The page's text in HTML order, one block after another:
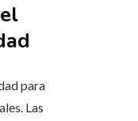
para
Las